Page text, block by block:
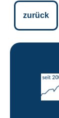
zurück